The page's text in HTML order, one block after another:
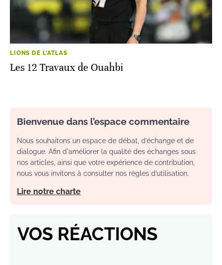
LIONS DE L'ATLAS
Les 12 Travaux de Ouahbi
Bienvenue dans l’espace commentaire
Nous souhaitons un espace de débat, d’échange et de
dialogue. Afin d'améliorer la qualité des échanges sous
nos articles, ainsi que votre expérience de contribution,
nous vous invitons à consulter nos règles d’utilisation.
Lire notre charte
VOS RÉACTIONS